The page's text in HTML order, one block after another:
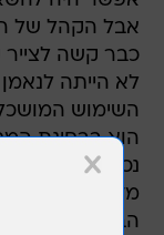
אבל הקהל של
כבר קשה לצייר
לא הייתה
השימוש
הוא בבחינת
נכון". כל
מזיקה, היא גם
הבריא בקהל,